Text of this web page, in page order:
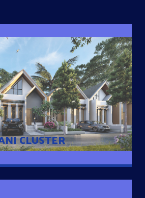
CLUSTER
CLUSTER
dengan Konsep Rumah Pintar
Penghuni mengakses rumahnya